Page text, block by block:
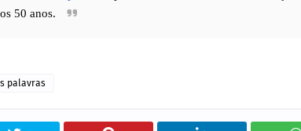
50 anos.
palavras